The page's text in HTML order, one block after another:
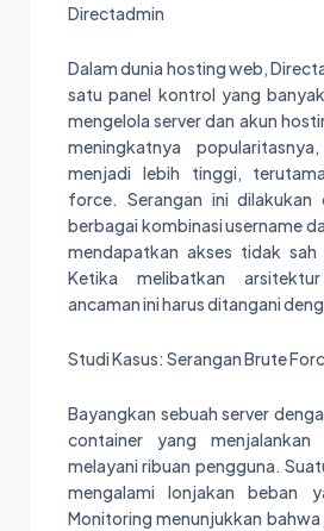
Directadmin
Dalam dunia hosting web,
satu panel kontrol yang
mengelola server dan akun
meningkatnya
menjadi lebih tinggi,
force. Serangan ini dilakukan
berbagai kombinasi username
mendapatkan akses tidak
Ketika melibatkan
ancaman ini harus ditangani
Studi Kasus: Serangan Brute
Bayangkan sebuah server
container yang menjalankan
melayani ribuan pengguna.
mengalami lonjakan beban
Monitoring menunjukkan